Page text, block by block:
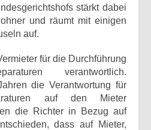
stärkt dabei
und räumt mit einigen
auf.
für die Durchführung
verantwortlich.
die Verantwortung für
auf den Mieter
die Richter in Bezug auf
dass auf Mieter,